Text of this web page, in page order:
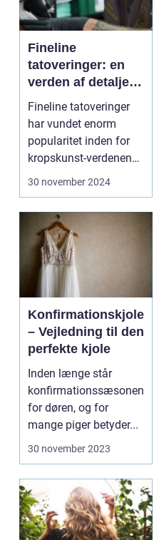
Fineline
tatoveringer: en
verden af detaljer
og elegance
Fineline tatoveringer
har vundet enorm
popularitet inden for
kropskunst-verdenen
de seneste år...
30 november 2024
Konfirmationskjole
– Vejledning til den
perfekte kjole
Inden længe står
konfirmationssæsonen
for døren, og for
mange piger betyder...
30 november 2023